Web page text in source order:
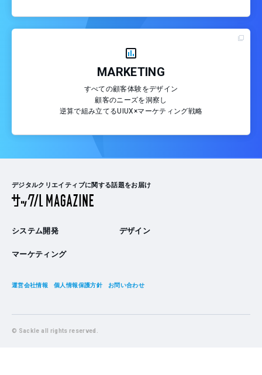
MARKETING
すべての顧客体験をデザイン
顧客のニーズを洞察し
逆算で組み立てるUIUX×マーケティング戦略
デジタルクリエイティブに関する話題をお届け
システム開発 デザイン
マーケティング
運営会社情報 個人情報保護方針 お問い合わせ
© Sackle all rights reserved.